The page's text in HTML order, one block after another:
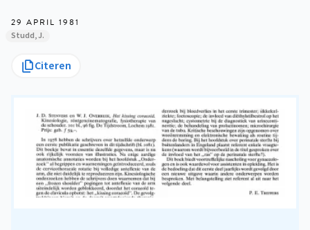
29 APRIL 1981
Studd, J.
Citeren